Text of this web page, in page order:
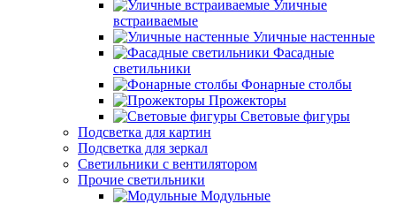
Уличные
встраиваемые
Уличные настенные
Фасадные
светильники
Фонарные столбы
Прожекторы
Световые фигуры
Подсветка для картин
Подсветка для зеркал
Светильники с вентилятором
Прочие светильники
Модульные